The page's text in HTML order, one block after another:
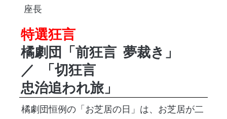
座長
特選狂言
橘劇団「前狂言 夢裁き」
／
「切狂言
忠治追われ旅」
橘劇団恒例の「お芝居の日」は、お芝居が二